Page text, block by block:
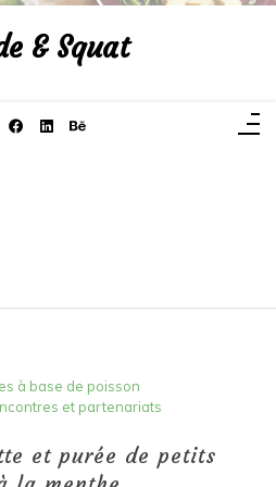
& Squat
à base de poisson
et partenariats
et purée de petits